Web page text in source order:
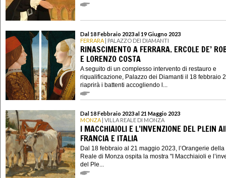
Dal 18 Febbraio 2023 al 19 Giugno 2023
FERRARA | PALAZZO DEI DIAMANTI
RINASCIMENTO A FERRARA. ERCOLE DE’
E LORENZO COSTA
A seguito di un complesso intervento di restauro e
riqualificazione, Palazzo dei Diamanti il 18 febbraio
riaprirà i battenti accogliendo l...
Dal 18 Febbraio 2023 al 21 Maggio 2023
MONZA | VILLA REALE DI MONZA
I MACCHIAIOLI E L’INVENZIONE DEL PLEIN
FRANCIA E ITALIA
Dal 18 febbraio al 21 maggio 2023, l’Orangerie
Reale di Monza ospita la mostra "I Macchiaioli e
del Ple...